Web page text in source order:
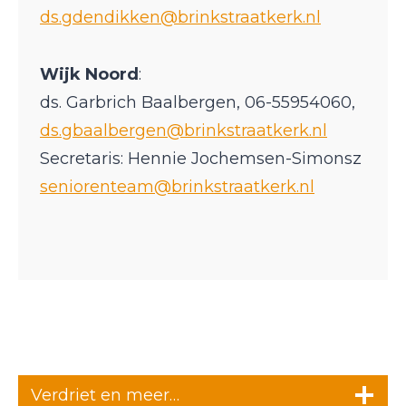
ds.gdendikken@brinkstraatkerk.nl
Wijk Noord :
ds. Garbrich Baalbergen, 06-55954060,
ds.gbaalbergen@brinkstraatkerk.nl
Secretaris: Hennie Jochemsen-Simonsz
seniorenteam@brinkstraatkerk.nl
Verdriet en meer…